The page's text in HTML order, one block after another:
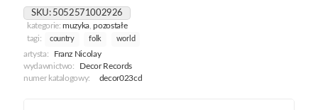
Courage
SKU: 5052571002926
kategorie:muzyka,pozostałe
tagi:
country folk world
artysta:
Franz Nicolay
wydawnictwo:
Decor Records
numer katalogowy:
decor023cd